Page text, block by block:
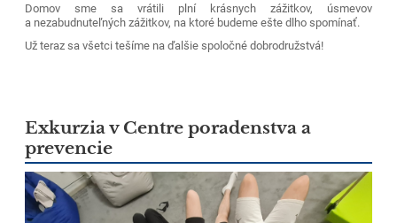
Domov sme sa vrátili plní krásnych zážitkov, úsmevov
a nezabudnuteľných zážitkov, na ktoré budeme ešte dlho spomínať.
Už teraz sa všetci tešíme na ďalšie spoločné dobrodružstvá!
Exkurzia v Centre poradenstva a
prevencie